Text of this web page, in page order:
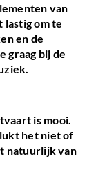
van
om te
en de
graag bij de
is mooi.
het niet of
natuurlijk van